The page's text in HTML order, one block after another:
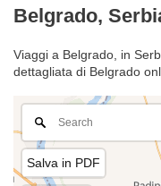
Belgrado,
Viaggi a Belgrado, in
dettagliata di Belgrado
Salva in PDF